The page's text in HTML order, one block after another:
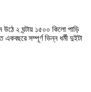
২ ঘন্টায় ১৫০০ কিলো পাড়ি
সম্পূর্ণ ভিন্ন ধর্মী দুইটা